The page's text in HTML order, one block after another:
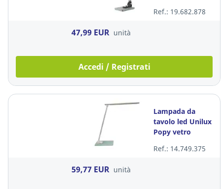
Ref.: 19.682.878
47,99 EUR unità
Accedi / Registrati
Lampada da
tavolo led Unilux
Popy vetro
Ref.: 14.749.375
59,77 EUR unità